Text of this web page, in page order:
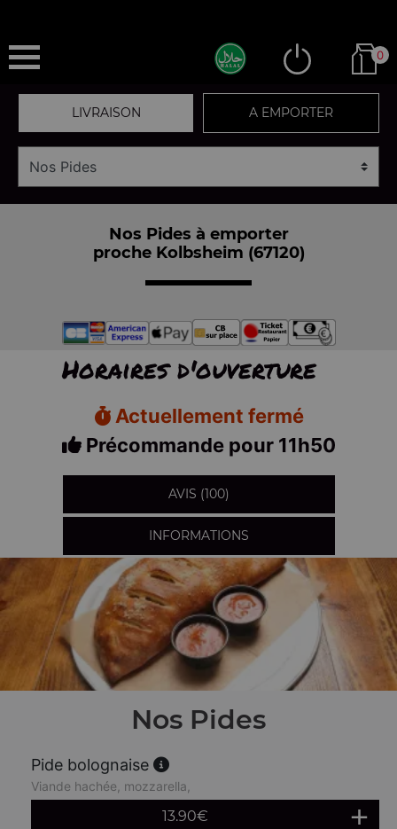
0
LIVRAISON A EMPORTER
Nos Pides à emporter
proche Kolbsheim (67120)
Horaires d'ouverture
Actuellement fermé
Précommande pour 11h50
AVIS (100)
INFORMATIONS
Nos Pides
Pide bolognaise
Viande hachée, mozzarella,
13.90€